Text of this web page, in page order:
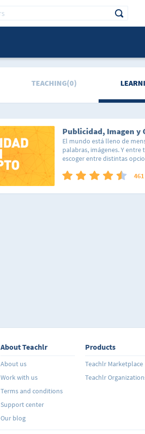
TEACHING(0)
Publicidad, Imagen y
El mundo está lleno de
palabras, imágenes. Y
escoger entre distintas
cierto. Pero primero, en un
mutua. Lo cierto es que las
461
About Teachlr
About us
Work with us
Terms and conditions
Support center
Our blog
Products
Teachlr Marketplace
Teachlr